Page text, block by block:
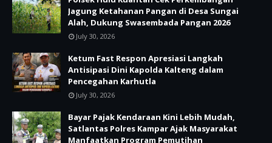
Jagung Ketahanan Pangan di Desa Sungai
Alah, Dukung Swasembada Pangan 2026
July 30, 2026
Ketum Fast Respon Apresiasi Langkah
Antisipasi Dini Kapolda Kalteng dalam
Pencegahan Karhutla
July 30, 2026
Bayar Pajak Kendaraan Kini Lebih Mudah,
Satlantas Polres Kampar Ajak Masyarakat
Manfaatkan Program Pemutihan